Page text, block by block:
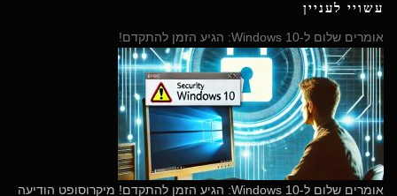
עשויי לעניין
אומרים שלום ל-Windows 10: הגיע הזמן להתקדם!
​אומרים שלום ל-Windows 10: הגיע הזמן להתקדם! מיקרוסופט הודיעה